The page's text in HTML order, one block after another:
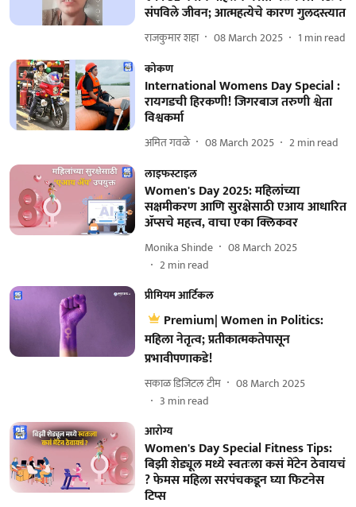
संपविले जीवन; आत्महत्येचे कारण गुलदस्त्यात
राजकुमार शहा 08 March 2025 1 min read
कोकण
International Womens Day Special :
रायगडची हिरकणी! जिगरबाज तरुणी श्वेता
विश्वकर्मा
अमित गवळे 08 March 2025 2min read
लाइफस्टाइल
Women's Day 2025: महिलांच्या
सक्षमीकरण आणि सुरक्षेसाठी एआय आधारित
ॲप्सचे महत्त्व, वाचा एका क्लिकवर
Monika Shinde
08 March 2025
2min read
प्रीमियम आर्टिकल
Premium| Women in Politics:
महिला नेतृत्व; प्रतीकात्मकतेपासून
प्रभावीपणाकडे!
सकाळ डिजिटल टीम
08 March 2025
3 min read
आरोग्य
Women's Day Special Fitness Tips:
बिझी शेड्यूल मध्ये स्वतःला कसं मेंटेन ठेवायचं
? फेमस महिला सरपंचकडून घ्या फिटनेस
टिप्स